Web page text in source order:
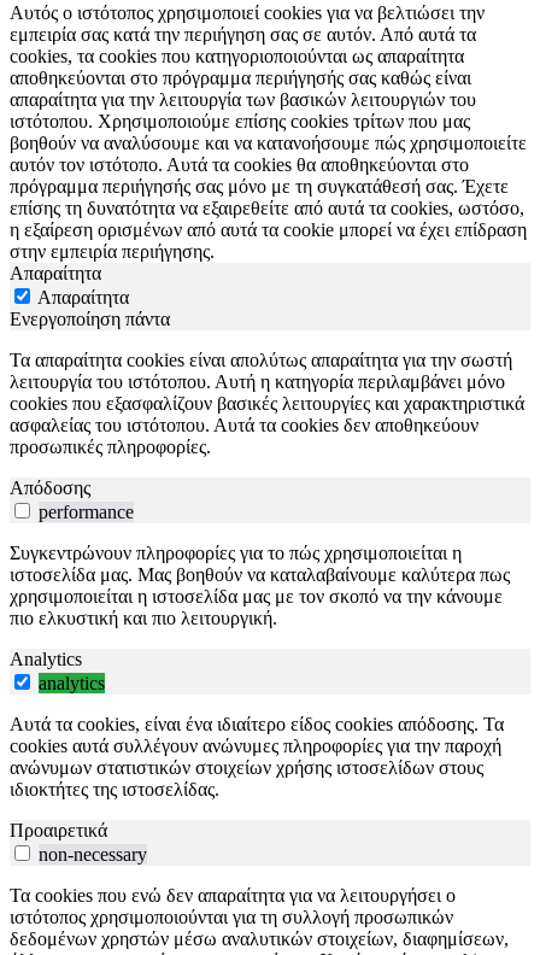
Αυτός ο ιστότοπος χρησιμοποιεί cookies για να βελτιώσει την
εμπειρία σας κατά την περιήγηση σας σε αυτόν. Από αυτά τα
cookies, τα cookies που κατηγοριοποιούνται ως απαραίτητα
αποθηκεύονται στο πρόγραμμα περιήγησής σας καθώς είναι
απαραίτητα για την λειτουργία των βασικών λειτουργιών του
ιστότοπου. Χρησιμοποιούμε επίσης cookies τρίτων που μας
βοηθούν να αναλύσουμε και να κατανοήσουμε πώς χρησιμοποιείτε
αυτόν τον ιστότοπο. Αυτά τα cookies θα αποθηκεύονται στο
πρόγραμμα περιήγησής σας μόνο με τη συγκατάθεσή σας. Έχετε
επίσης τη δυνατότητα να εξαιρεθείτε από αυτά τα cookies, ωστόσο,
η εξαίρεση ορισμένων από αυτά τα cookie μπορεί να έχει επίδραση
στην εμπειρία περιήγησης.
Απαραίτητα
Απαραίτητα
Ενεργοποίηση πάντα
Τα απαραίτητα cookies είναι απολύτως απαραίτητα για την σωστή
λειτουργία του ιστότοπου. Αυτή η κατηγορία περιλαμβάνει μόνο
cookies που εξασφαλίζουν βασικές λειτουργίες και χαρακτηριστικά
ασφαλείας του ιστότοπου. Αυτά τα cookies δεν αποθηκεύουν
προσωπικές πληροφορίες.
Απόδοσης
performance
Συγκεντρώνουν πληροφορίες για το πώς χρησιμοποιείται η
ιστοσελίδα μας. Μας βοηθούν να καταλαβαίνουμε καλύτερα πως
χρησιμοποιείται η ιστοσελίδα μας με τον σκοπό να την κάνουμε
πιο ελκυστική και πιο λειτουργική.
Analytics
analytics
Αυτά τα cookies, είναι ένα ιδιαίτερο είδος cookies απόδοσης. Τα
cookies αυτά συλλέγουν ανώνυμες πληροφορίες για την παροχή
ανώνυμων στατιστικών στοιχείων χρήσης ιστοσελίδων στους
ιδιοκτήτες της ιστοσελίδας.
Προαιρετικά
non-necessary
Τα cookies που ενώ δεν απαραίτητα για να λειτουργήσει ο
ιστότοπος χρησιμοποιούνται για τη συλλογή προσωπικών
δεδομένων χρηστών μέσω αναλυτικών στοιχείων, διαφημίσεων,